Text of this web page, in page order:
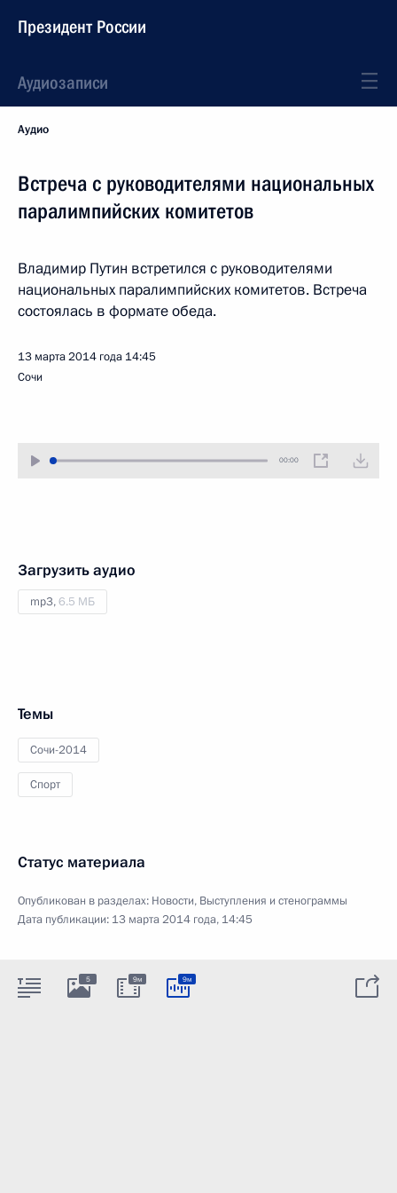
Президент России
Аудиозаписи
Аудио
Встреча с руководителями национальных
паралимпийских комитетов
Владимир Путин встретился с руководителями
национальных паралимпийских комитетов. Встреча
состоялась в формате обеда.
13 марта 2014 года 14:45
Сочи
00:00
Загрузить аудио
mp3,6.5 МБ
Темы
Сочи-2014
Спорт
Статус материала
Опубликован в разделах: Новости, Выступления и стенограммы
Дата публикации: 13 марта 2014 года, 14:45
5 9м 9м